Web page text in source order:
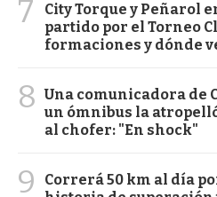
7
City Torque y Peñarol
partido por el Torneo
formaciones y dónde
8 Una comunicadora de
un ómnibus la
al chofer: "En shock"
9
Correrá 50 km al día